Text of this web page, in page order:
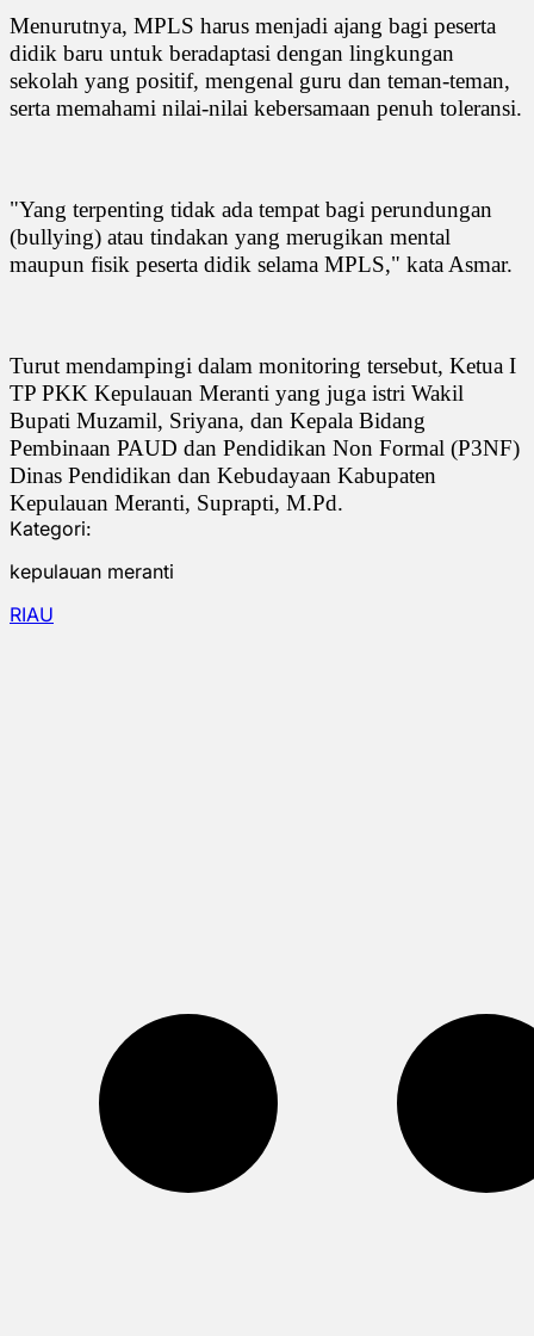
Menurutnya, MPLS harus menjadi ajang bagi peserta
didik baru untuk beradaptasi dengan lingkungan
sekolah yang positif, mengenal guru dan teman-teman,
serta memahami nilai-nilai kebersamaan penuh toleransi.
"Yang terpenting tidak ada tempat bagi perundungan
(bullying) atau tindakan yang merugikan mental
maupun fisik peserta didik selama MPLS," kata Asmar.
Turut mendampingi dalam monitoring tersebut, Ketua I
TP PKK Kepulauan Meranti yang juga istri Wakil
Bupati Muzamil, Sriyana, dan Kepala Bidang
Pembinaan PAUD dan Pendidikan Non Formal (P3NF)
Dinas Pendidikan dan Kebudayaan Kabupaten
Kepulauan Meranti, Suprapti, M.Pd.
Kategori:
kepulauan meranti
RIAU